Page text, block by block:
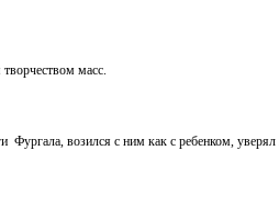
масс.
Фургала, возился с ним как с ребенком,